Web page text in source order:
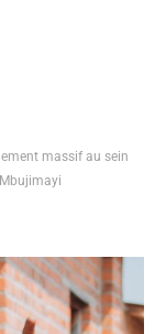
massif au sein